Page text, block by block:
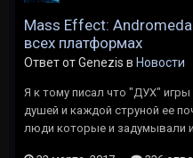
Mass Effect:
всех платформах
Ответ от Genezis в Новости
Я к тому писал что "ДУХ"
душей и каждой струной ее
люди которые и задумывали